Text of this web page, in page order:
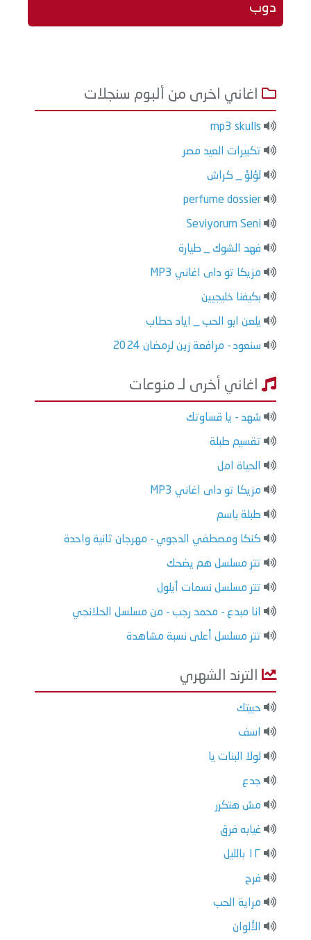
دوب
اغاني اخرى من ألبوم سنجلات
mp3 skulls
تكبيرات العيد مصر
لؤلؤ _ كراش
perfume dossier
Seviyorum Seni
فهد الشوك _ طيارة
مزيكا تو داى اغاني MP3
بكيفنا خليجيين
يلعن ابو الحب _ اياد حطاب
سنعود - مرافعة زين لرمضان 2024
اغاني أخرى لـ منوعات
شهد - يا قساوتك
تقسيم طبلة
الحياة امل
مزيكا تو داى اغاني MP3
طبلة باسم
كنكا ومصطفي الدجوي - مهرجان ثانية واحدة
تتر مسلسل هم يضحك
تتر مسلسل نسمات أيلول
انا مبدع - محمد رجب - من مسلسل الحلانجي
تتر مسلسل أعلى نسبة مشاهدة
الترند الشهري
حبيتك
اسف
لولا البنات يا
جدع
مش هتكرر
غيابه فرق
١٢ بالليل
فرح
مراية الحب
الألوان